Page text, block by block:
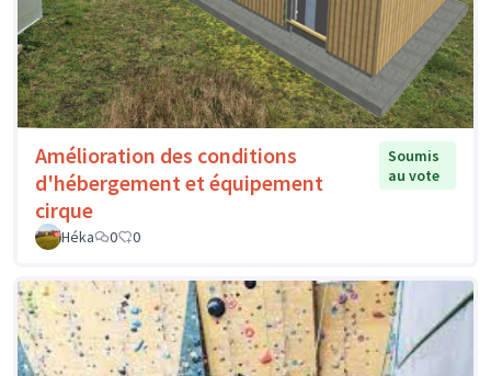
Amélioration des conditions
d'hébergement et équipement
cirque
Soumis
au vote
Héka 0 0